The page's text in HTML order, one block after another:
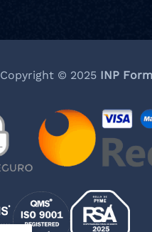
Copyright © 2025INP